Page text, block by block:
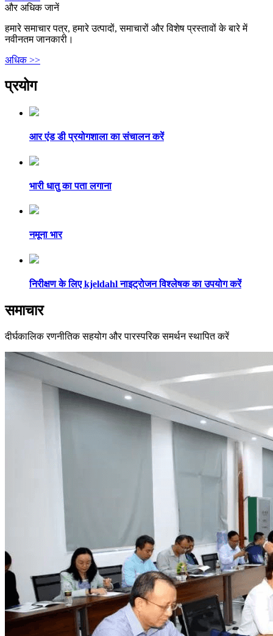
और अधिक जानें
हमारे समाचार पत्र, हमारे उत्पादों, समाचारों और विशेष प्रस्तावों के बारे में
नवीनतम जानकारी।
अधिक >>
प्रयोग
आर एंड डी प्रयोगशाला का संचालन करें
भारी धातु का पता लगाना
नमूना भार
निरीक्षण के लिए kjeldahl नाइट्रोजन विश्लेषक का उपयोग करें
समाचार
दीर्घकालिक रणनीतिक सहयोग और पारस्परिक समर्थन स्थापित करें